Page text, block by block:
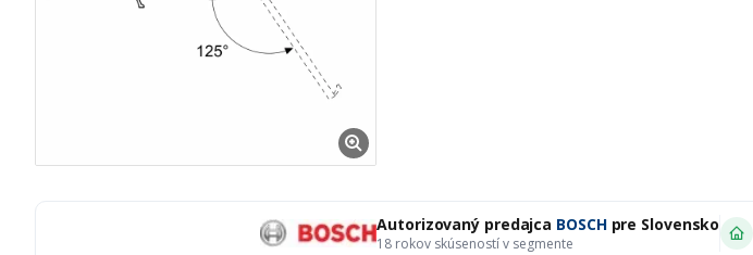
Autorizovaný predajca BOSCHpre Slovensko
18 rokov skúseností v segmente